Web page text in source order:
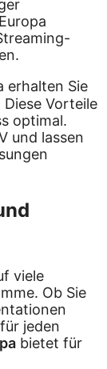
erhalten Sie
Vorteile
optimal.
und lassen
viele
Ob Sie
jeden
bietet für